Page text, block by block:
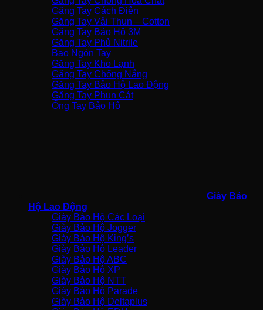
Găng Tay Cách Điện
Găng Tay Vải Thun – Cotton
Găng Tay Bảo Hộ 3M
Găng Tay Phủ Nitrile
Bao Ngón Tay
Găng Tay Kho Lạnh
Găng Tay Chống Nắng
Găng Tay Bảo Hộ Lao Động
Găng Tay Phun Cát
Ống Tay Bảo Hộ
Giày Bảo
Hộ Lao Động
Giày Bảo Hộ Các Loại
Giày Bảo Hộ Jogger
Giày Bảo Hộ King’s
Giày Bảo Hộ Leader
Giày Bảo Hộ ABC
Giày Bảo Hộ XP
Giày Bảo Hộ NTT
Giày Bảo Hộ Parade
Giày Bảo Hộ Deltaplus